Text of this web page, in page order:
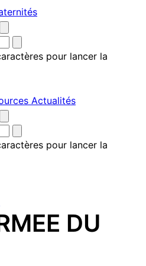
pour lancer la
Actualités
pour lancer la
DU